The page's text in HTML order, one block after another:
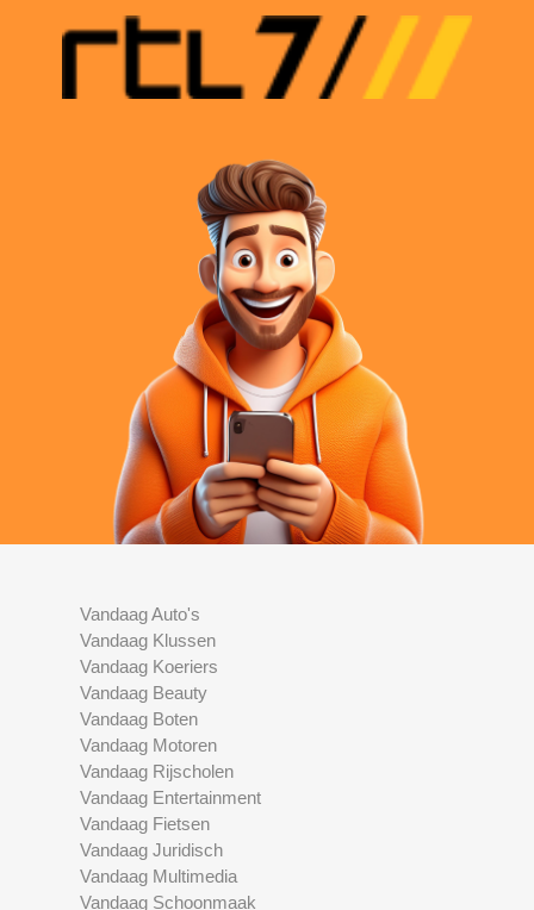
Vandaag Auto's
Vandaag Klussen
Vandaag Koeriers
Vandaag Beauty
Vandaag Boten
Vandaag Motoren
Vandaag Rijscholen
Vandaag Entertainment
Vandaag Fietsen
Vandaag Juridisch
Vandaag Multimedia
Vandaag Schoonmaak